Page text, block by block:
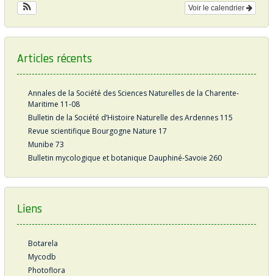
Voir le calendrier
Articles récents
Annales de la Société des Sciences Naturelles de la Charente-
Maritime 11-08
Bulletin de la Société d’Histoire Naturelle des Ardennes 115
Revue scientifique Bourgogne Nature 17
Munibe 73
Bulletin mycologique et botanique Dauphiné-Savoie 260
Liens
Botarela
Mycodb
Photoflora